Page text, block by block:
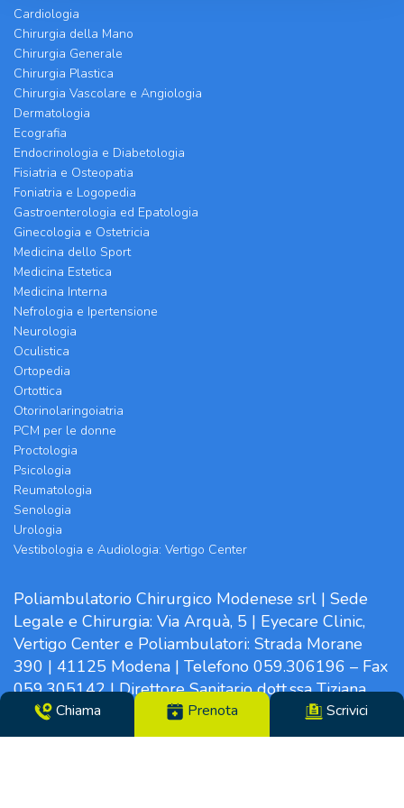
Cardiologia
Chirurgia della Mano
Chirurgia Generale
Chirurgia Plastica
Chirurgia Vascolare e Angiologia
Dermatologia
Ecografia
Endocrinologia e Diabetologia
Fisiatria e Osteopatia
Foniatria e Logopedia
Gastroenterologia ed Epatologia
Ginecologia e Ostetricia
Medicina dello Sport
Medicina Estetica
Medicina Interna
Nefrologia e Ipertensione
Neurologia
Oculistica
Ortopedia
Ortottica
Otorinolaringoiatria
PCM per le donne
Proctologia
Psicologia
Reumatologia
Senologia
Urologia
Vestibologia e Audiologia: Vertigo Center
Poliambulatorio Chirurgico Modenese srl | Sede
Legale e Chirurgia: Via Arquà, 5 | Eyecare Clinic,
Vertigo Center e Poliambulatori: Strada Morane
390 | 41125 Modena | Telefono 059.306196 – Fax
059.305142 | Direttore Sanitario dott.ssa Tiziana
Paglia | CF/N°REG. IMP. 02319560369 | P.IVA
14365250969 – Cap. Soc. €100000,00 i.v. – REA
Chiama Prenota Scrivici